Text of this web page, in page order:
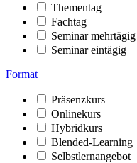
Thementag
Fachtag
Seminar mehrtägig
Seminar eintägig
Format
Präsenzkurs
Onlinekurs
Hybridkurs
Blended-Learning
Selbstlernangebot